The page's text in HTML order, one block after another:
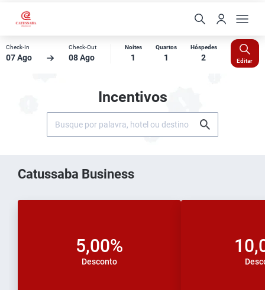
Check-In
07 Ago
Check-Out
08 Ago
Noites
1
Quartos
1
Hóspedes
2 Editar
Incentivos
Catussaba Business
5,00%
Desconto